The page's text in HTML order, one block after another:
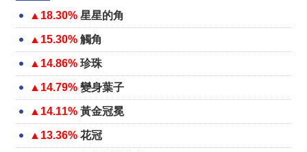
▲18.30% 星星的角
▲15.30% 觸角
▲14.86% 珍珠
▲14.79% 變身葉子
▲14.11% 黃金冠冕
▲13.36% 花冠